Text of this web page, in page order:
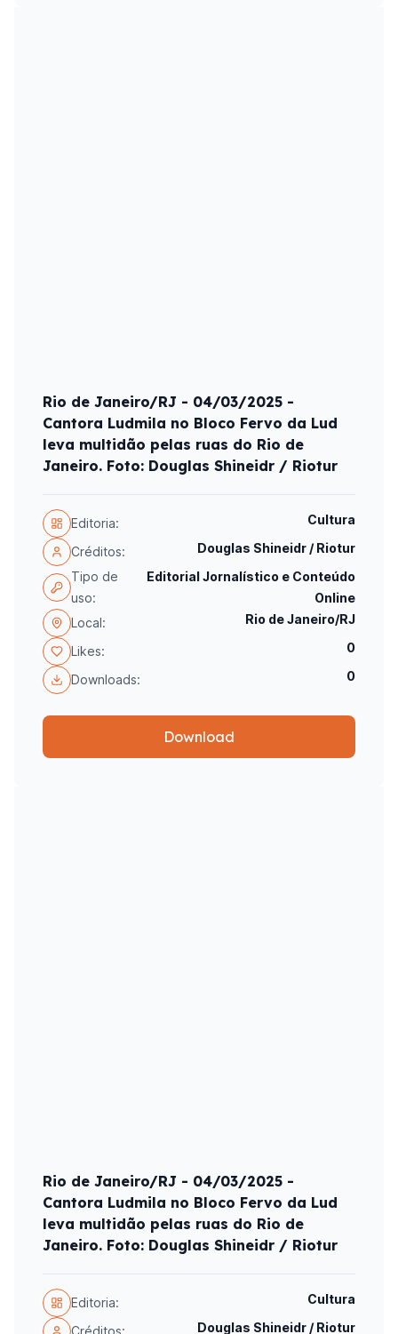
Rio de Janeiro/RJ - 04/03/2025 -
Cantora Ludmila no Bloco Fervo da Lud
leva multidão pelas ruas do Rio de
Janeiro. Foto: Douglas Shineidr / Riotur
Editoria: Cultura
Créditos:
Douglas Shineidr / Riotur
Tipo de
uso:
Editorial Jornalístico e Conteúdo
Online
Local:
Rio de Janeiro/RJ
Likes: 0
Downloads: 0
Download
Rio de Janeiro/RJ - 04/03/2025 -
Cantora Ludmila no Bloco Fervo da Lud
leva multidão pelas ruas do Rio de
Janeiro. Foto: Douglas Shineidr / Riotur
Editoria: Cultura
Créditos: Douglas Shineidr / Riotur